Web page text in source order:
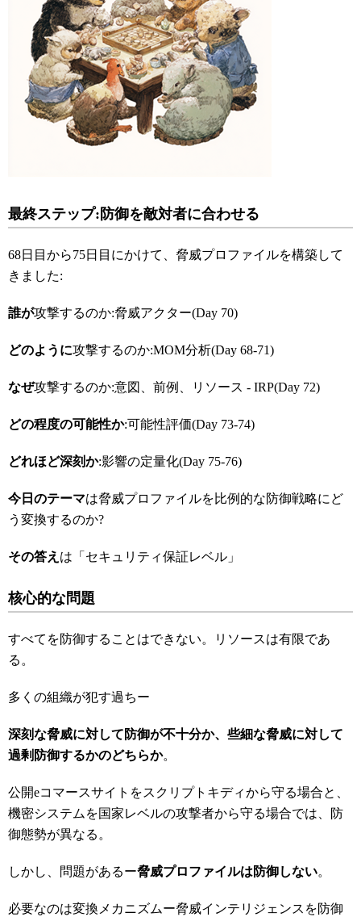
最終ステップ: 防御を敵対者に合わせる
68日目から75日目にかけて、脅威プロファイルを構築して
きました:
誰が攻撃するのか:脅威アクター(Day 70)
どのように攻撃するのか:MOM分析(Day 68-71)
なぜ攻撃するのか:意図、前例、リソース - IRP(Day 72)
どの程度の可能性か:可能性評価(Day 73-74)
どれほど深刻か:影響の定量化(Day 75-76)
今日のテーマは脅威プロファイルを比例的な防御戦略にど
う変換するのか?
その答え は「セキュリティ保証レベル」
核心的な問題
すべてを防御することはできない。リソースは有限であ
る。
多くの組織が犯す過ちー
深刻な脅威に対して防御が不十分か、些細な脅威に対して
過剰防御するかのどちらか。
公開eコマースサイトをスクリプトキディから守る場合と、
機密システムを国家レベルの攻撃者から守る場合では、防
御態勢が異なる。
しかし、問題があるー脅威プロファイルは防御しない。
必要なのは変換メカニズムー脅威インテリジェンスを防御